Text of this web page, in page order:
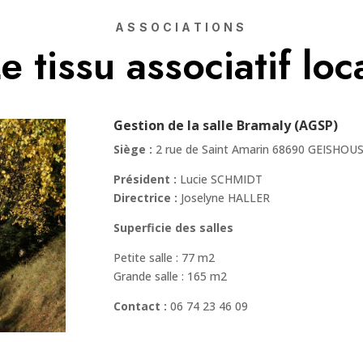
ASSOCIATIONS
tissu associatif
Gestion de la salle Bramaly (AGSP)
Siège : 2 rue de Saint Amarin 68690
Président : Lucie SCHMIDT
Directrice : Joselyne HALLER
Superficie des salles
Petite salle : 77 m2
Grande salle : 165 m2
Contact :06 74 23 46 09